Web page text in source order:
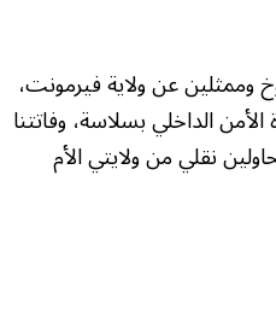
عن ولاية فيرمونت،
الداخلي بسلاسة، وفاتتنا
نقلي من ولايتي الأم